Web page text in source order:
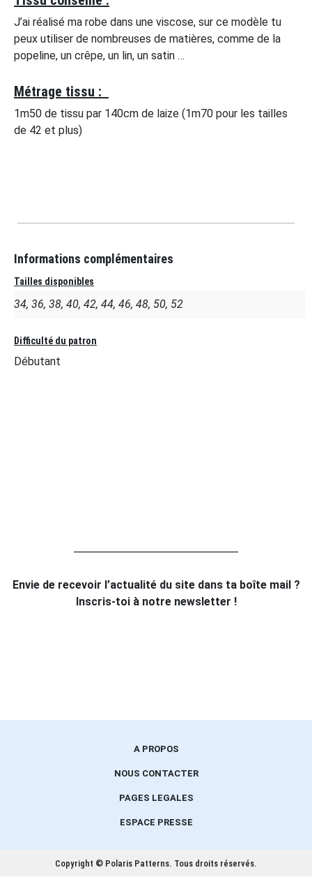
J’ai réalisé ma robe dans une viscose, sur ce modèle tu
peux utiliser de nombreuses de matières, comme de la
popeline, un crêpe, un lin, un satin …
Métrage tissu :
1m50 de tissu par 140cm de laize (1m70 pour les tailles
de 42 et plus)
Informations complémentaires
Tailles disponibles
34, 36, 38, 40, 42, 44, 46, 48, 50, 52
Difficulté du patron
Débutant
Envie de recevoir l’actualité du site dans ta boîte mail ?
Inscris-toi à notre newsletter !
A PROPOS
NOUS CONTACTER
PAGES LEGALES
ESPACE PRESSE
Copyright © Polaris Patterns. Tous droits réservés.